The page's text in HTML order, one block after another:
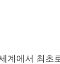
계에서 최초